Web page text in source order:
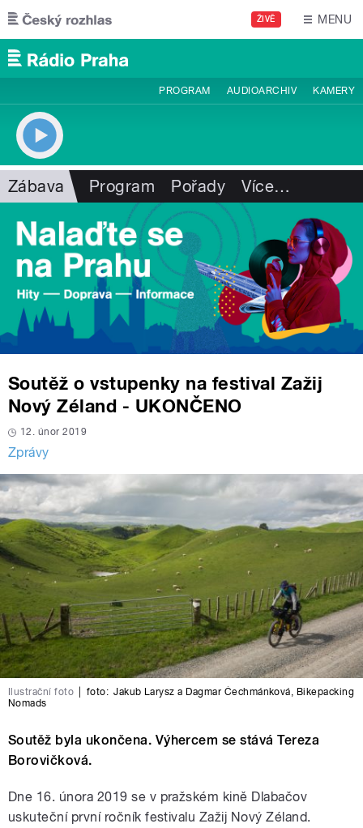
Přejít k hlavnímu obsahu
ŽIVĚ MENU
PROGRAM AUDIOARCHIV KAMERY
Zábava Program Pořady Více…
Soutěž o vstupenky na festival Zažij
Nový Zéland - UKONČENO
12. únor 2019
Zprávy
Ilustrační foto foto: Jakub Larysz a Dagmar Čechmánková Bikepacking
Nomads
Soutěž byla ukončena. Výhercem se stává Tereza
Borovičková.
Dne 16. února 2019 se v pražském kině Dlabačov
uskuteční první ročník festivalu Zažij Nový Zéland.